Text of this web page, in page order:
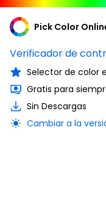
Pick Color
Verificador de
Selector de color
Gratis para
Sin Descargas
Cambiar a la